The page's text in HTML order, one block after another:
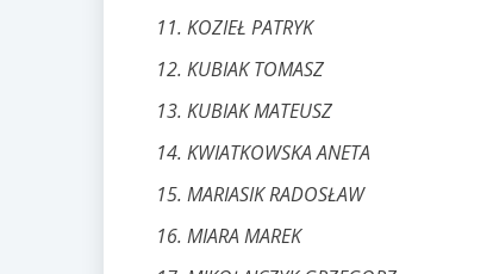
KOZIEŁ PATRYK
KUBIAK TOMASZ
KUBIAK MATEUSZ
KWIATKOWSKA ANETA
MARIASIK RADOSŁAW
MIARA MAREK